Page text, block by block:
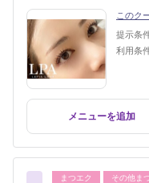
このク
提示条
利用条
メニューを追加
まつエク その他ま